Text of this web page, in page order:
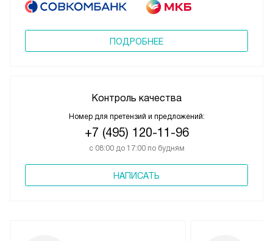
ПОДРОБНЕЕ
Контроль качества
Номер для претензий и предложений:
+7 (495) 120-11-96
с 08:00 до 17:00 по будням
НАПИСАТЬ